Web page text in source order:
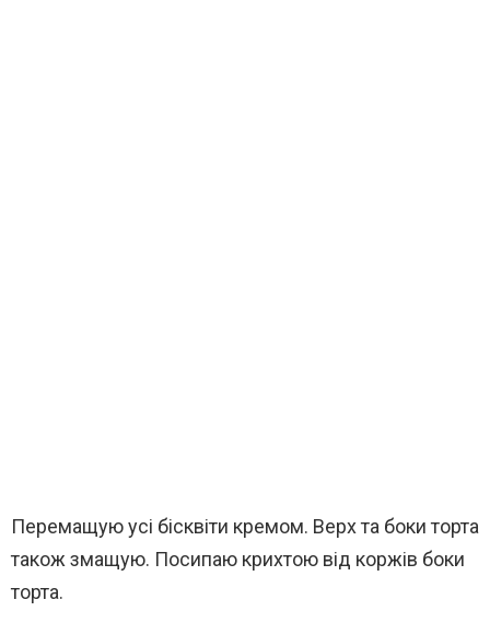
Перемащую усі бісквіти кремом. Верх та боки торта
також змащую. Посипаю крихтою від коржів боки
торта.